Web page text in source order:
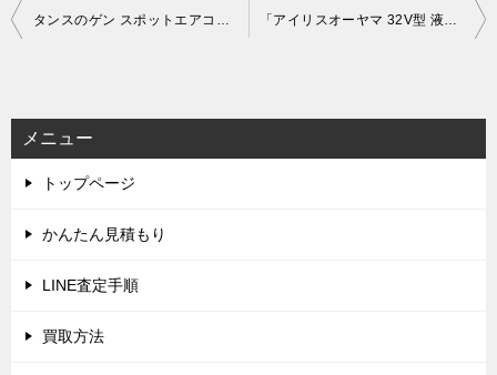
投
ビ
ゲ
ー
シ
メニュー
トップページ
かんたん見積もり
LINE査定手順
買取方法